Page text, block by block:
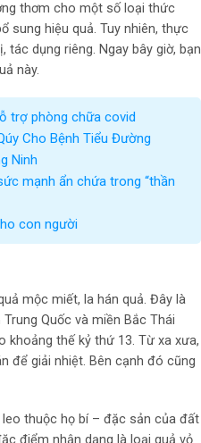
thơm cho một số loại thức
sung hiệu quả. Tuy nhiên, thực
dụng riêng. Ngay bây giờ, bạn
này.
trợ phòng chữa covid
Cho Bệnh Tiểu Đường
Ninh
mạnh ẩn chứa trong “thần
con người
mộc miết, la hán quả. Đây là
Quốc và miền Bắc Thái
khoảng thế kỷ thứ 13. Từ xa xưa,
để giải nhiệt. Bên cạnh đó cũng
thuộc họ bí – đặc sản của đất
điểm nhận dạng là loại quả vỏ